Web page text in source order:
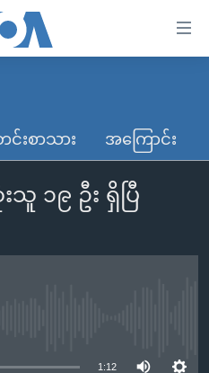
းစာသား အကြောင်း
၁၉ ဦး ရှိပြီ
1:12